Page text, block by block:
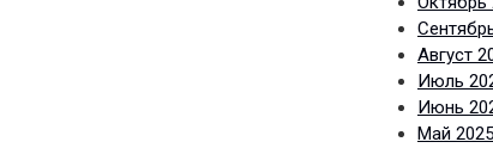
Август
Июль
Июнь
Май 2025